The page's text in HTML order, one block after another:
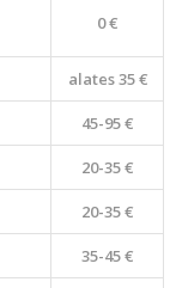
0 €
alates 35 €
45-95 €
20-35 €
20-35 €
35-45 €